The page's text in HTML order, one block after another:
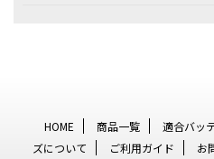
HOME 商品一覧 適合バッ
ズについて
ご利用ガイド お